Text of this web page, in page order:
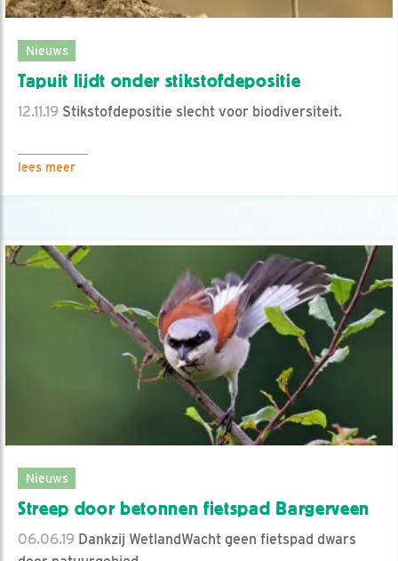
Nieuws
Tapuit lijdt onder stikstofdepositie
12.11.19 Stikstofdepositie slecht voor biodiversiteit.
lees meer
Nieuws
Streep door betonnen fietspad Bargerveen
06.06.19 Dankzij WetlandWacht geen fietspad dwars